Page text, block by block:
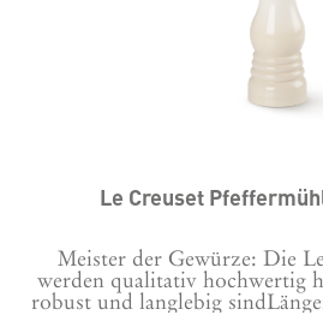
Le Creuset
Meister der Gewürze: Die
werden qualitativ hochwertig
robust und langlebig